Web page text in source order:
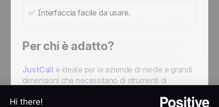
✅ Interfaccia facile da usare.
Per chi è adatto?
JustCall è ideale per le aziende di medie e grandi
dimensioni che necessitano di strumenti di
aziende che necessitano di solide funzionalità di